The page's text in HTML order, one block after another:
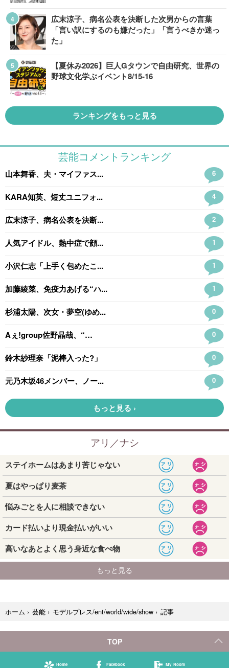
広末涼子、病名公表を決断した次男からの言葉
「言い訳にするのも嫌だった」「言うべきか迷っ
た」
【夏休み2026】巨人Gタウンで自由研究、世界の
野球文化学ぶイベント8/15-16
ランキングをもっと見る
ホーム › 芸能 › モデルプレス/ent/world/wide/show › 記事
TOP
Home Facebook My Room